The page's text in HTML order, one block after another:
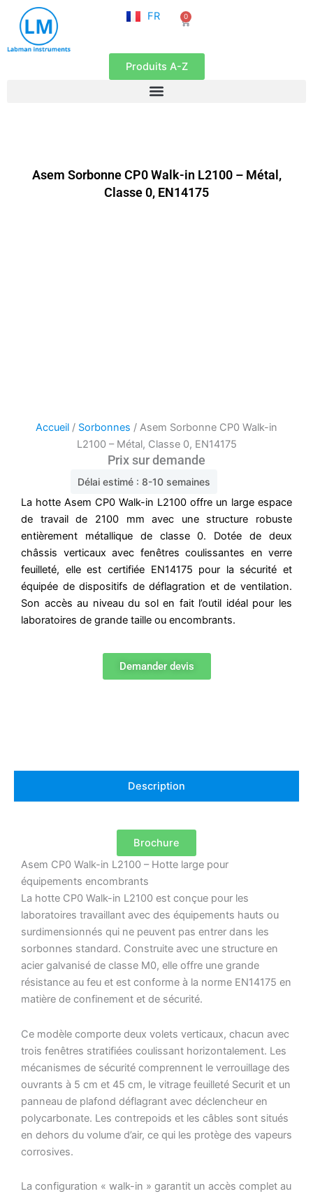
contenu
FR
EN
0
Panier
Produits A-Z
Asem Sorbonne CP0 Walk-in L2100 – Métal,
Classe 0, EN14175
Accueil / Sorbonnes / Asem Sorbonne CP0 Walk-in
L2100 – Métal, Classe 0, EN14175
Prix sur demande
Délai estimé : 8-10 semaines
La hotte Asem CP0 Walk-in L2100 offre un large espace
de travail de 2100 mm avec une structure robuste
entièrement métallique de classe 0. Dotée de deux
châssis verticaux avec fenêtres coulissantes en verre
feuilleté, elle est certifiée EN14175 pour la sécurité et
équipée de dispositifs de déflagration et de ventilation.
Son accès au niveau du sol en fait l’outil idéal pour les
laboratoires de grande taille ou encombrants.
Demander devis
Description
Brochure
Asem CP0 Walk-in L2100 – Hotte large pour
équipements encombrants
La hotte CP0 Walk-in L2100 est conçue pour les
laboratoires travaillant avec des équipements hauts ou
surdimensionnés qui ne peuvent pas entrer dans les
sorbonnes standard. Construite avec une structure en
acier galvanisé de classe M0, elle offre une grande
résistance au feu et est conforme à la norme EN14175 en
matière de confinement et de sécurité.
Ce modèle comporte deux volets verticaux, chacun avec
trois fenêtres stratifiées coulissant horizontalement. Les
mécanismes de sécurité comprennent le verrouillage des
ouvrants à 5 cm et 45 cm, le vitrage feuilleté Securit et un
panneau de plafond déflagrant avec déclencheur en
polycarbonate. Les contrepoids et les câbles sont situés
en dehors du volume d’air, ce qui les protège des vapeurs
corrosives.
La configuration « walk-in » garantit un accès complet au